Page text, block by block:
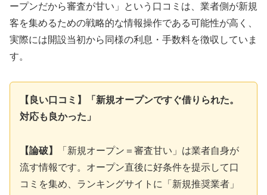
ープンだから審査が甘い」という口コミは、業者側が新規
客を集めるための戦略的な情報操作である可能性が高く、
実際には開設当初から同様の利息・手数料を徴収していま
す。
【良い口コミ】「新規オープンですぐ借りられた。
対応も良かった」
【論破】
「新規オープン＝審査甘い」は業者自身が
流す情報です。オープン直後に好条件を提示して口
コミを集め、ランキングサイトに「新規推奨業者」